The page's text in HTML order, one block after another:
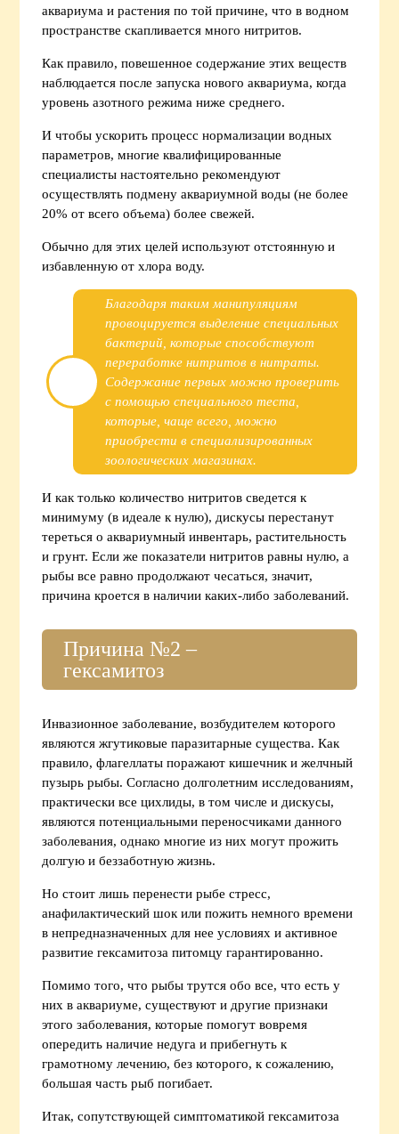
аквариума и растения по той причине, что в водном
пространстве скапливается много нитритов.
Как правило, повешенное содержание этих веществ
наблюдается после запуска нового аквариума, когда
уровень азотного режима ниже среднего.
И чтобы ускорить процесс нормализации водных
параметров, многие квалифицированные
специалисты настоятельно рекомендуют
осуществлять подмену аквариумной воды (не более
20% от всего объема) более свежей.
Обычно для этих целей используют отстоянную и
избавленную от хлора воду.
Благодаря таким манипуляциям
провоцируется выделение специальных
бактерий, которые способствуют
переработке нитритов в нитраты.
Содержание первых можно проверить
с помощью специального теста,
которые, чаще всего, можно
приобрести в специализированных
зоологических магазинах.
И как только количество нитритов сведется к
минимуму (в идеале к нулю), дискусы перестанут
тереться о аквариумный инвентарь, растительность
и грунт. Если же показатели нитритов равны нулю, а
рыбы все равно продолжают чесаться, значит,
причина кроется в наличии каких-либо заболеваний.
Причина №2 –
гексамитоз
Инвазионное заболевание, возбудителем которого
являются жгутиковые паразитарные существа. Как
правило, флагеллаты поражают кишечник и желчный
пузырь рыбы. Согласно долголетним исследованиям,
практически все цихлиды, в том числе и дискусы,
являются потенциальными переносчиками данного
заболевания, однако многие из них могут прожить
долгую и беззаботную жизнь.
Но стоит лишь перенести рыбе стресс,
анафилактический шок или пожить немного времени
в непредназначенных для нее условиях и активное
развитие гексамитоза питомцу гарантированно.
Помимо того, что рыбы трутся обо все, что есть у
них в аквариуме, существуют и другие признаки
этого заболевания, которые помогут вовремя
опередить наличие недуга и прибегнуть к
грамотному лечению, без которого, к сожалению,
большая часть рыб погибает.
Итак, сопутствующей симптоматикой гексамитоза